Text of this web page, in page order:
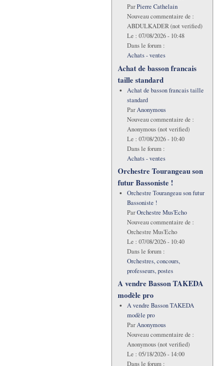
ParPierre Cathelain
Nouveau commentaire de :
ABDULKADER (not verified)
Le : 07/08/2026 - 10:48
Dans le forum :
Achats - ventes
Achat de basson francais
taille standard
Achat de basson francais taille
standard
ParAnonymous
Nouveau commentaire de :
Anonymous (not verified)
Le : 07/08/2026 - 10:40
Dans le forum :
Achats - ventes
Orchestre Tourangeau son
futur Bassoniste !
Orchestre Tourangeau son futur
Bassoniste !
ParOrchestre Mus'Echo
Nouveau commentaire de :
Orchestre Mus'Echo
Le : 07/08/2026 - 10:40
Dans le forum :
Orchestres, concours,
professeurs, postes
A vendre Basson TAKEDA
modèle pro
A vendre Basson TAKEDA
modèle pro
ParAnonymous
Nouveau commentaire de :
Anonymous (not verified)
Le : 05/18/2026 - 14:00
Dans le forum :